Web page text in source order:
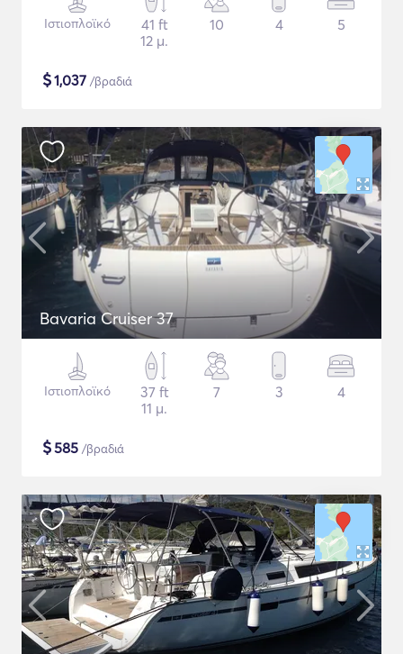
Ιστιοπλοϊκό
41 ft
12 μ.
10 4 5
$1,037 /βραδιά
Bavaria Cruiser 37
Ιστιοπλοϊκό
37 ft
11 μ.
7 3 4
$585 /βραδιά